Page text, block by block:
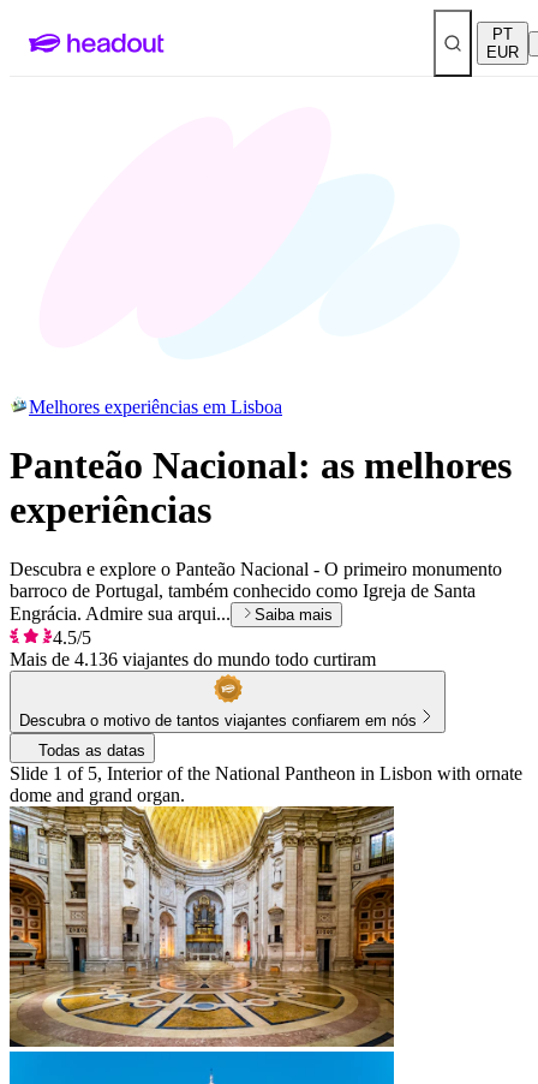
PT
EUR
Melhores experiências em Lisboa
Panteão Nacional: as melhores
experiências
Descubra e explore o Panteão Nacional - O primeiro monumento
barroco de Portugal, também conhecido como Igreja de Santa
Engrácia. Admire sua arqui...
Saiba mais
4.5/5
Mais de 4.136 viajantes do mundo todo curtiram
Descubra o motivo de tantos viajantes confiarem em nós
Todas as datas
Slide 1 of 5, Interior of the National Pantheon in Lisbon with ornate
dome and grand organ.